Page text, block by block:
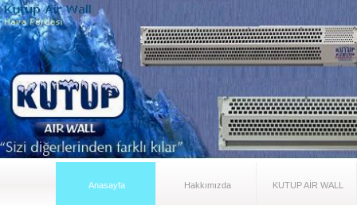
Anasayfa Hakkımızda KUTUP AİR WALL